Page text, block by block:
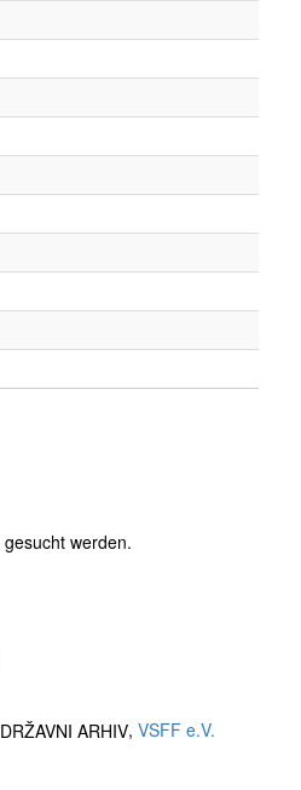
gesucht werden.
, VSFF e.V.